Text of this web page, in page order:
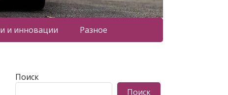
и инновации Разное
Поиск
Поиск